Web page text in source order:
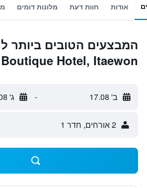
אודות חוות דעת מלונות דומים
Hotel, Itaewon
ב' 17.08 - ג' 18.08
2 אורחים, חדר 1